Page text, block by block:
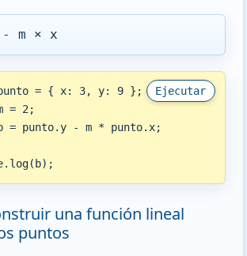
m × x
Ejecutar
= { x: 3, y: 9 };
= 2;
= punto.y - m * punto.x;
una función lineal
puntos